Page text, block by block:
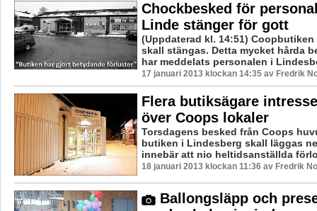
Chockbesked för
Linde stänger för gott
(Uppdaterad kl. 14:51)
skall stängas. Detta mycket hårda
har meddelats personalen i
17 januari 2013 klockan 14:35 av Fredrik
Flera butiksägare
över Coops lokaler
Torsdagens besked från Coops
butiken i Lindesberg skall läggas
innebär att nio heltidsanställda
18 januari 2013 klockan 11:36 av Fredrik
Ballongsläpp och